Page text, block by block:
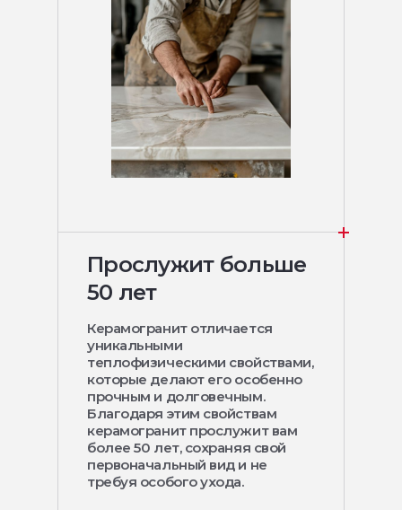
Прослужит больше
50 лет
Керамогранит отличается
уникальными
теплофизическими свойствами,
которые делают его особенно
прочным и долговечным.
Благодаря этим свойствам
керамогранит прослужит вам
более 50 лет, сохраняя свой
первоначальный вид и не
требуя особого ухода.